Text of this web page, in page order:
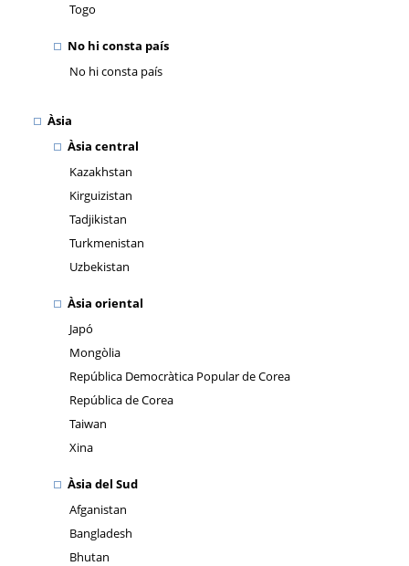
Togo
No hi consta país
No hi consta país
Àsia
Àsia central
Kazakhstan
Kirguizistan
Tadjikistan
Turkmenistan
Uzbekistan
Àsia oriental
Japó
Mongòlia
República Democràtica Popular de Corea
República de Corea
Taiwan
Xina
Àsia del Sud
Afganistan
Bangladesh
Bhutan